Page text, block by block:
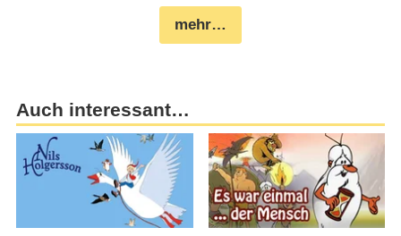
mehr…
Auch interessant…